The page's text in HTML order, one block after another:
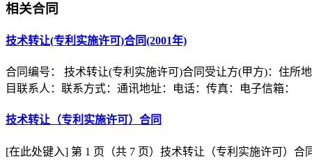
相关合同
技术转让(专利实施许可)合同(2001年)
合同编号： 技术转让(专利实施许可)合同受让方(甲方)：住所
目联系人：联系方式：通讯地址：电话：传真：电子信箱：
技术转让（专利实施许可）合同
[在此处键入] 第 1 页（共 7 页）技术转让（专利实施许可）